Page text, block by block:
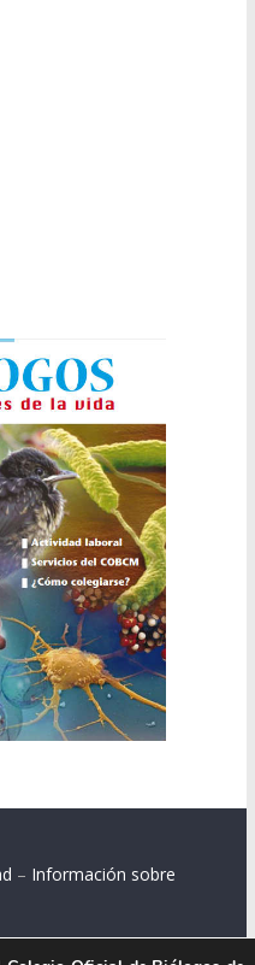
– Información sobre